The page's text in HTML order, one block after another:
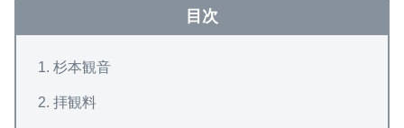
目次
杉本観音
拝観料